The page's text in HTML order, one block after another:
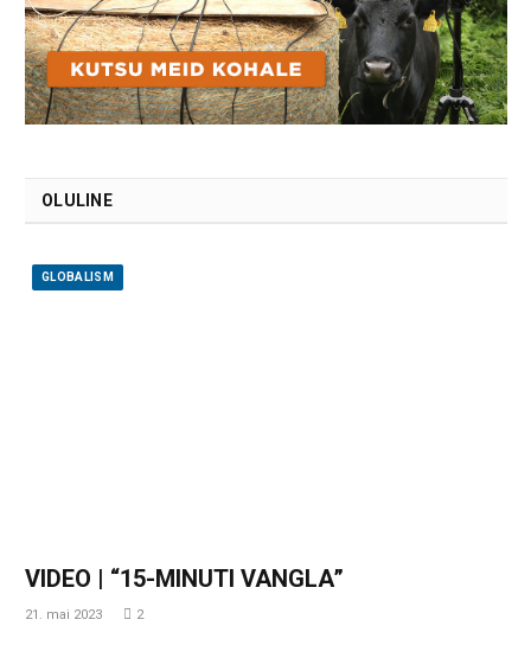
OLULINE
GLOBALISM
VIDEO | “15-MINUTI VANGLA”
21. mai 2023 2